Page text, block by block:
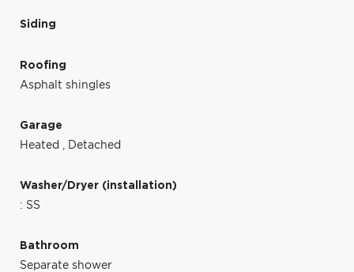
Siding
Roofing
Asphalt shingles
Garage
Heated , Detached
Washer/Dryer (installation)
: SS
Bathroom
Separate shower